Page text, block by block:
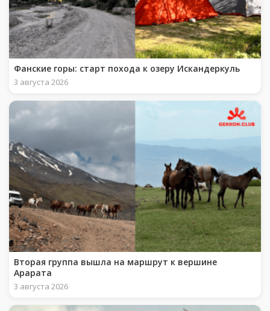
Фанские горы: старт похода к озеру Искандеркуль
3 августа 2026
Вторая группа вышла на маршрут к вершине
Арарата
3 августа 2026